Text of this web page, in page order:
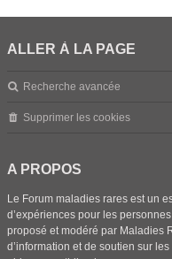
ALLER À LA PAGE
Recherche avancée
Supprimer les cookies
A PROPOS
Le Forum maladies rares est un
d’expériences pour les
proposé et modéré par Maladies
d’information et de soutien sur